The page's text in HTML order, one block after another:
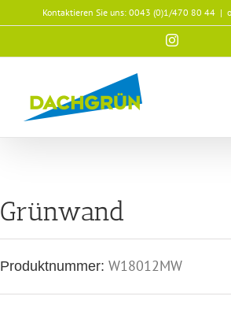
Inhalt
Kontaktieren Sie uns: 0043 (0)1/470 80 44 |
Instagram
Grünwand
Produktnummer: W18012MW